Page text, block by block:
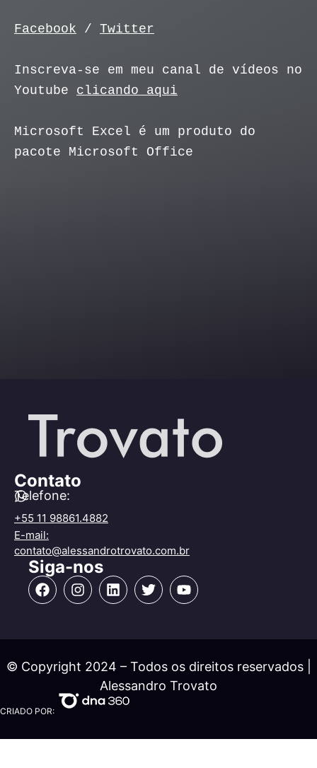
Facebook / Twitter
Inscreva-se em meu canal de vídeos no
Youtube clicando aqui
Microsoft Excel é um produto do
pacote Microsoft Office
Contato
Telefone:
+55 11 98861.4882
E-mail:
contato@alessandrotrovato.com.br
Siga-nos
© Copyright 2024 – Todos os direitos reservados |
Alessandro Trovato
CRIADO POR: